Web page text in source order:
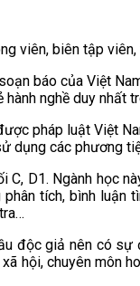
viên, biên tập
báo của Việt
nghề duy nhất
pháp luật Việt
dụng các phương
D1. Ngành học
tích, bình
giả nên có
chuyên môn